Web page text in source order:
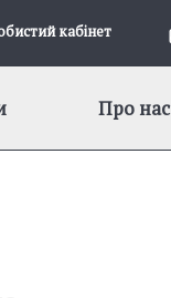
кабiнет
Про нас